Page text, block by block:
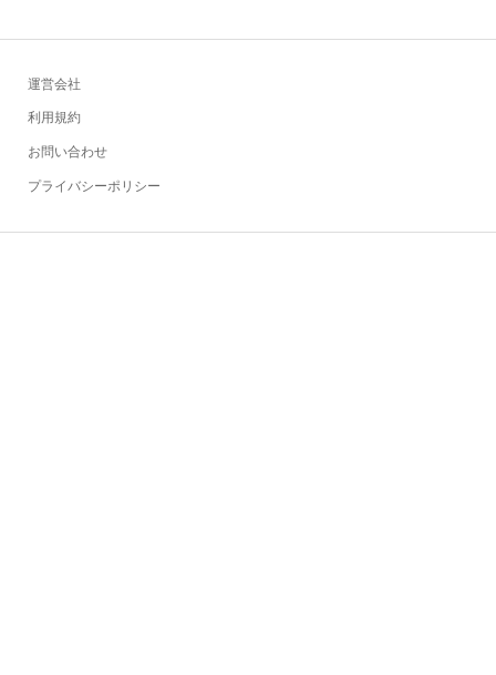
運営会社
利用規約
お問い合わせ
プライバシーポリシー